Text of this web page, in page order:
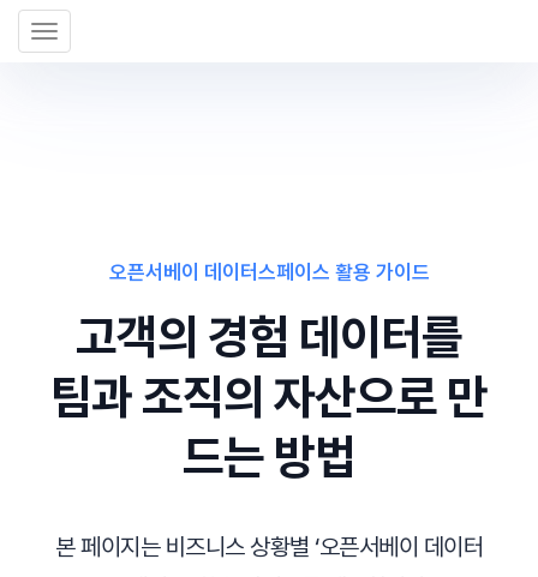
Toggle
navigation
오픈서베이 데이터스페이스 활용 가이드
고객의 경험 데이터를
팀과 조직의 자산으로 만
드는 방법
본 페이지는 비즈니스 상황별 ‘오픈서베이 데이터